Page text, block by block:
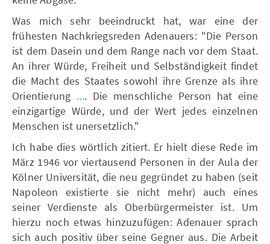
Was mich sehr beeindruckt hat, war eine der
frühesten Nachkriegsreden Adenauers: "Die Person
ist dem Dasein und dem Range nach vor dem Staat.
An ihrer Würde, Freiheit und Selbständigkeit findet
die Macht des Staates sowohl ihre Grenze als ihre
Orientierung .... Die menschliche Person hat eine
einzigartige Würde, und der Wert jedes einzelnen
Menschen ist unersetzlich."
Ich habe dies wörtlich zitiert. Er hielt diese Rede im
März 1946 vor viertausend Personen in der Aula der
Kölner Universität, die neu gegründet zu haben (seit
Napoleon existierte sie nicht mehr) auch eines
seiner Verdienste als Oberbürgermeister ist. Um
hierzu noch etwas hinzuzufügen: Adenauer sprach
sich auch positiv über seine Gegner aus. Die Arbeit